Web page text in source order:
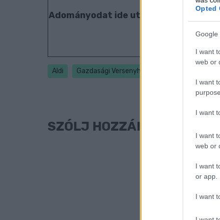
Opted
Google
I want
web or
I want
I want
I want
web or
I want
or app.
I want
Adományodat ide utalhatod:
Aldi Gazdasági Versenyhivatal
SZÓLJ HOZZÁ!